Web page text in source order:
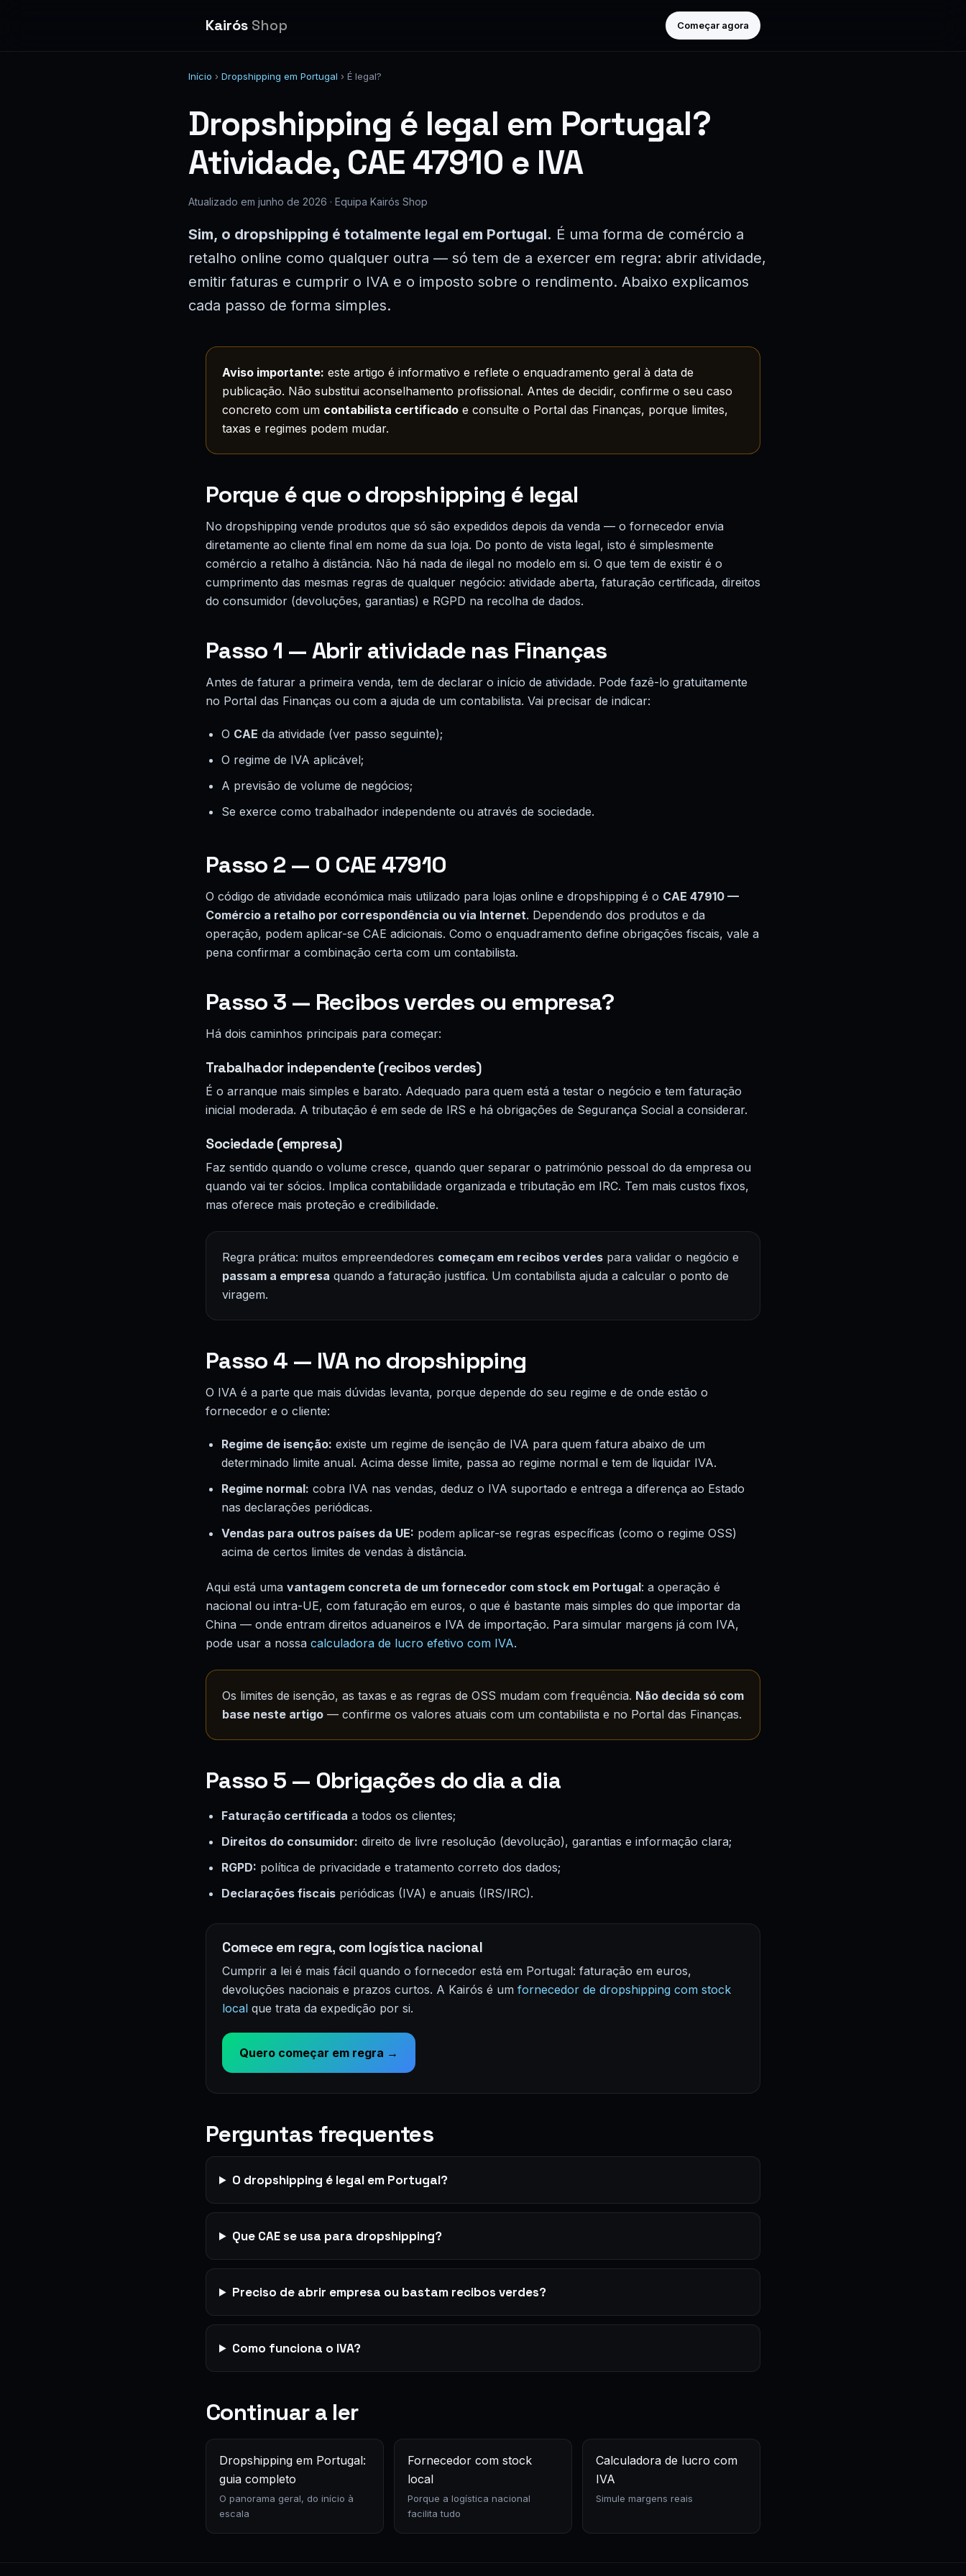
Kairós Shop Começar agora
Início › Dropshipping em Portugal › É legal?
Dropshipping é legal em Portugal?
Atividade, CAE 47910 e IVA
Atualizado em junho de 2026 · Equipa Kairós Shop
Sim, o dropshipping é totalmente legal em Portugal. É uma forma de comércio a
retalho online como qualquer outra — só tem de a exercer em regra: abrir atividade,
emitir faturas e cumprir o IVA e o imposto sobre o rendimento. Abaixo explicamos
cada passo de forma simples.
Aviso importante: este artigo é informativo e reflete o enquadramento geral à data de
publicação. Não substitui aconselhamento profissional. Antes de decidir, confirme o seu caso
concreto com um contabilista certificado e consulte o Portal das Finanças, porque limites,
taxas e regimes podem mudar.
Porque é que o dropshipping é legal
No dropshipping vende produtos que só são expedidos depois da venda — o fornecedor envia
diretamente ao cliente final em nome da sua loja. Do ponto de vista legal, isto é simplesmente
comércio a retalho à distância. Não há nada de ilegal no modelo em si. O que tem de existir é o
cumprimento das mesmas regras de qualquer negócio: atividade aberta, faturação certificada, direitos
do consumidor (devoluções, garantias) e RGPD na recolha de dados.
Passo 1 — Abrir atividade nas Finanças
Antes de faturar a primeira venda, tem de declarar o início de atividade. Pode fazê-lo gratuitamente
no Portal das Finanças ou com a ajuda de um contabilista. Vai precisar de indicar:
O CAE da atividade (ver passo seguinte);
O regime de IVA aplicável;
A previsão de volume de negócios;
Se exerce como trabalhador independente ou através de sociedade.
Passo 2 — O CAE 47910
O código de atividade económica mais utilizado para lojas online e dropshipping é o CAE 47910 —
Comércio a retalho por correspondência ou via Internet. Dependendo dos produtos e da
operação, podem aplicar-se CAE adicionais. Como o enquadramento define obrigações fiscais, vale a
pena confirmar a combinação certa com um contabilista.
Passo 3 — Recibos verdes ou empresa?
Há dois caminhos principais para começar:
Trabalhador independente (recibos verdes)
É o arranque mais simples e barato. Adequado para quem está a testar o negócio e tem faturação
inicial moderada. A tributação é em sede de IRS e há obrigações de Segurança Social a considerar.
Sociedade (empresa)
Faz sentido quando o volume cresce, quando quer separar o património pessoal do da empresa ou
quando vai ter sócios. Implica contabilidade organizada e tributação em IRC. Tem mais custos fixos,
mas oferece mais proteção e credibilidade.
Regra prática: muitos empreendedores começam em recibos verdes para validar o negócio e
passam a empresa quando a faturação justifica. Um contabilista ajuda a calcular o ponto de
viragem.
Passo 4 — IVA no dropshipping
O IVA é a parte que mais dúvidas levanta, porque depende do seu regime e de onde estão o
fornecedor e o cliente:
Regime de isenção: existe um regime de isenção de IVA para quem fatura abaixo de um
determinado limite anual. Acima desse limite, passa ao regime normal e tem de liquidar IVA.
Regime normal: cobra IVA nas vendas, deduz o IVA suportado e entrega a diferença ao Estado
nas declarações periódicas.
Vendas para outros países da UE: podem aplicar-se regras específicas (como o regime OSS)
acima de certos limites de vendas à distância.
Aqui está uma vantagem concreta de um fornecedor com stock em Portugal: a operação é
nacional ou intra-UE, com faturação em euros, o que é bastante mais simples do que importar da
China — onde entram direitos aduaneiros e IVA de importação. Para simular margens já com IVA,
pode usar a nossa calculadora de lucro efetivo com IVA.
Os limites de isenção, as taxas e as regras de OSS mudam com frequência. Não decida só com
base neste artigo — confirme os valores atuais com um contabilista e no Portal das Finanças.
Passo 5 — Obrigações do dia a dia
Faturação certificada a todos os clientes;
Direitos do consumidor: direito de livre resolução (devolução), garantias e informação clara;
RGPD: política de privacidade e tratamento correto dos dados;
Declarações fiscais periódicas (IVA) e anuais (IRS/IRC).
Comece em regra, com logística nacional
Cumprir a lei é mais fácil quando o fornecedor está em Portugal: faturação em euros,
devoluções nacionais e prazos curtos. A Kairós é um fornecedor de dropshipping com stock
local que trata da expedição por si.
Quero começar em regra →
Perguntas frequentes
O dropshipping é legal em Portugal?
Que CAE se usa para dropshipping?
Preciso de abrir empresa ou bastam recibos verdes?
Como funciona o IVA?
Continuar a ler
Dropshipping em Portugal:
guia completo
O panorama geral, do início à
escala
Fornecedor com stock
local
Porque a logística nacional
facilita tudo
Calculadora de lucro com
IVA
Simule margens reais